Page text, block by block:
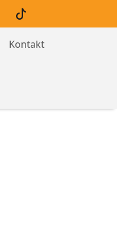
Kontakt